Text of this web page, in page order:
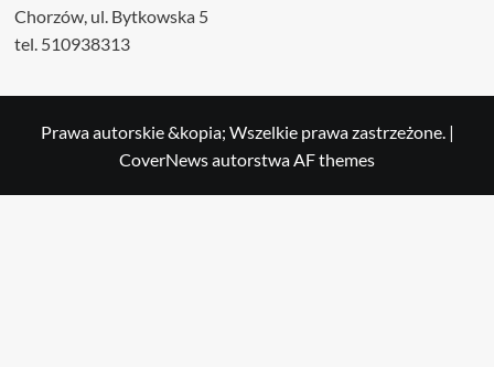
Chorzów, ul. Bytkowska 5
tel. 510938313
Prawa autorskie &kopia; Wszelkie prawa zastrzeżone. |
CoverNewsautorstwa AF themes